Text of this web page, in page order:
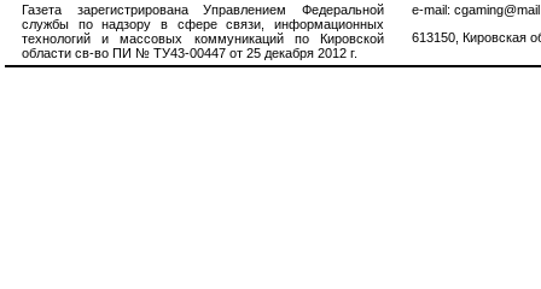
Газета зарегистрирована Управлением Федеральной
службы по надзору в сфере связи, информационных
технологий и массовых коммуникаций по Кировской
области св-во ПИ № ТУ43-00447 от 25 декабря 2012 г.
e-mail:
613150, Кировская